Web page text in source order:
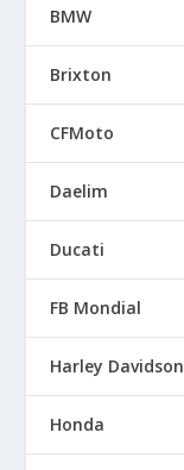
BMW
Brixton
CFMoto
Daelim
Ducati
FB Mondial
Harley Davidson
Honda